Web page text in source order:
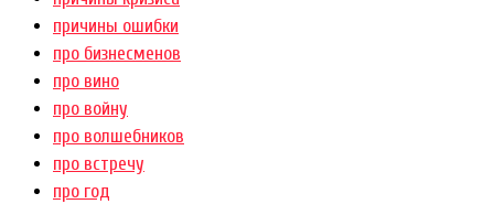
причины ошибки
про бизнесменов
про вино
про войну
про волшебников
про встречу
про год